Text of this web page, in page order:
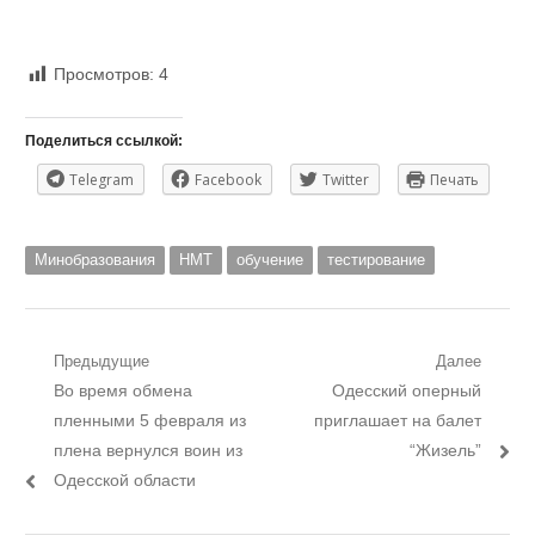
Просмотров: 4
Поделиться ссылкой:
Telegram Facebook Twitter Печать
Минобразования НМТ обучение тестирование
Навигация
записям
Предыдущие
Предыдущий
пост:
Во время обмена
пленными 5 февраля из
плена вернулся воин из
Одесской области
Далее
Следующий
пост:
Одесский оперный
приглашает на балет
“Жизель”